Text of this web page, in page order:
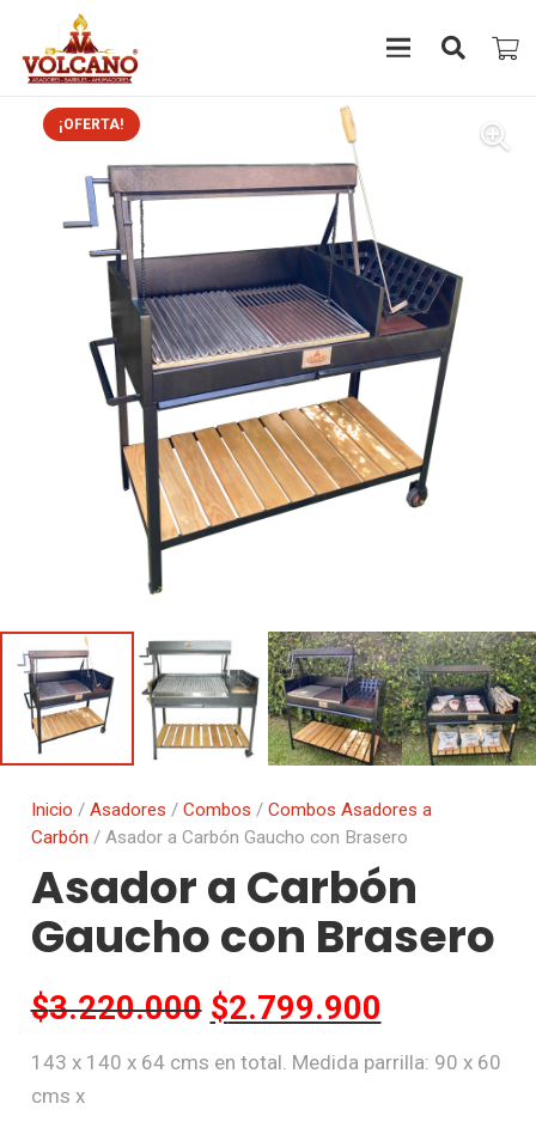
¡OFERTA!
Inicio / Asadores / Combos / Combos Asadores a
Carbón / Asador a Carbón Gaucho con Brasero
Asador a Carbón
Gaucho con Brasero
$3.220.000 El
original
$2.799.900
actual
143 x 140 x 64 cms en total. Medida parrilla: 90 x 60
cms x